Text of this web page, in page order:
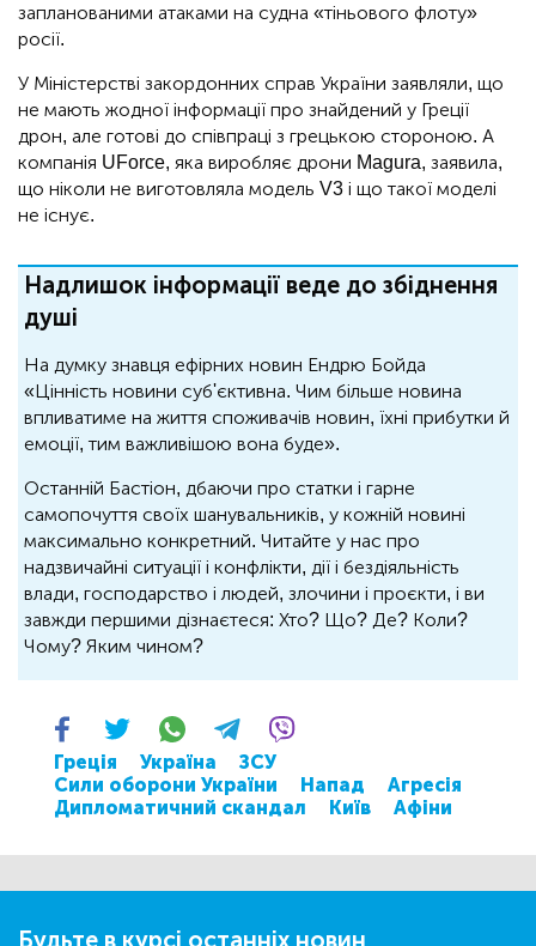
запланованими атаками на судна «тіньового флоту»
росії.
У Міністерстві закордонних справ України заявляли, що
не мають жодної інформації про знайдений у Греції
дрон, але готові до співпраці з грецькою стороною. А
компанія UForce, яка виробляє дрони Magura, заявила,
що ніколи не виготовляла модель V3 і що такої моделі
не існує.
Надлишок інформації веде до збіднення
душі
На думку знавця ефірних новин Ендрю Бойда
«Цінність новини суб'єктивна. Чим більше новина
впливатиме на життя споживачів новин, їхні прибутки й
емоції, тим важливішою вона буде».
Останній Бастіон, дбаючи про статки і гарне
самопочуття своїх шанувальників, у кожній новині
максимально конкретний. Читайте у нас про
надзвичайні ситуації і конфлікти, дії і бездіяльність
влади, господарство і людей, злочини і проєкти, і ви
завжди першими дізнаєтеся: Хто? Що? Де? Коли?
Чому? Яким чином?
Греція Україна
ЗСУ
Сили оборони України
Напад
Агресія
Дипломатичний скандал
Київ Афіни
Будьте в курсі останніх новин